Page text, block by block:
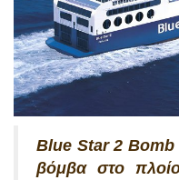
Blue Star 2
βόμβα στο